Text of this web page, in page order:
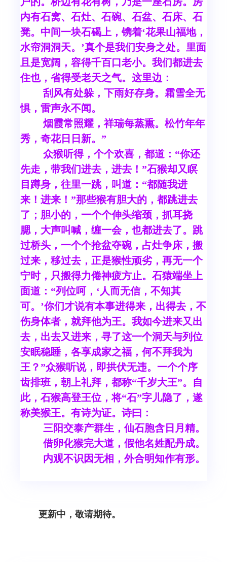
内有石窝、石灶、石碗、石盆、石床、石
凳。中间一块石碣上，镌着‘花果山福地，
水帘洞洞天。’真个是我们安身之处。里面
且是宽阔，容得千百口老小。我们都进去
住也，省得受老天之气。这里边：
刮风有处躲，下雨好存身。霜雪全无
惧，雷声永不闻。
烟霞常照耀，祥瑞每蒸熏。松竹年年
秀，奇花日日新。”
众猴听得，个个欢喜，都道：“你还
先走，带我们进去，进去！”石猴却又瞑
目蹲身，往里一跳，叫道：“都随我进
来！进来！”那些猴有胆大的，都跳进去
了；胆小的，一个个伸头缩颈，抓耳挠
腮，大声叫喊，缠一会，也都进去了。跳
过桥头，一个个抢盆夺碗，占灶争床，搬
过来，移过去，正是猴性顽劣，再无一个
宁时，只搬得力倦神疲方止。石猿端坐上
面道：“列位呵，‘人而无信，不知其
可。’你们才说有本事进得来，出得去，不
伤身体者，就拜他为王。我如今进来又出
去，出去又进来，寻了这一个洞天与列位
安眠稳睡，各享成家之福，何不拜我为
王？”众猴听说，即拱伏无违。一个个序
齿排班，朝上礼拜，都称“千岁大王”。自
此，石猴高登王位，将“石”字儿隐了，遂
称美猴王。有诗为证。诗曰：
三阳交泰产群生，仙石胞含日月精。
借卵化猴完大道，假他名姓配丹成。
内观不识因无相，外合明知作有形。
更新中，敬请期待。